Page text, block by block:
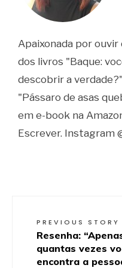
Apaixonada por
dos livros "Baque:
descobrir a
"Pássaro de asas
em e-book na
Escrever. Instagram
PREVIOUS STORY
Resenha:
quantas vezes
encontra a